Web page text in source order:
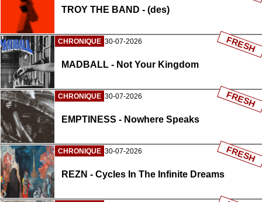
TROY THE BAND - (des)
CHRONIQUE 30-07-2026
MADBALL - Not Your Kingdom
FRESH
CHRONIQUE 30-07-2026
EMPTINESS - Nowhere Speaks
FRESH
CHRONIQUE 30-07-2026
REZN - Cycles In The Infinite Dreams
FRESH